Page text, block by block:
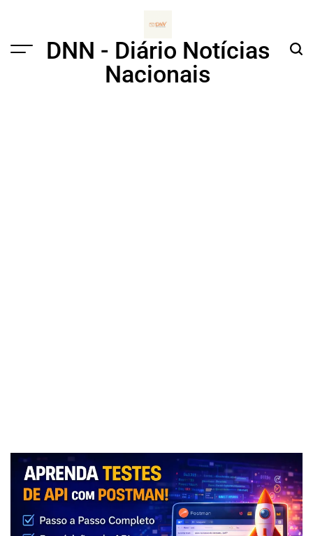
Menu
DNN - Diário Notícias
Nacionais